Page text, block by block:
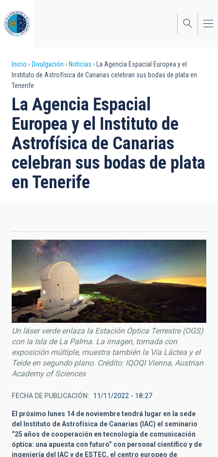
al
contenido
principal
Sobrescribir
enlaces
de
ayuda
a
la
navegación
Inicio Divulgación Noticias
La Agencia Espacial Europea y el
Instituto de Astrofísica de Canarias celebran sus bodas de plata en
Tenerife
La Agencia Espacial
Europea y el Instituto de
Astrofísica de Canarias
celebran sus bodas de plata
en Tenerife
Un láser verde enlaza la Estación Óptica Terrestre (OGS)
con la Isla de La Palma. La imagen, tomada con
exposición múltiple, muestra también la Vía Láctea y el
Teide en segundo plano. Crédito: IQOQI Vienna, Austrian
Academy of Sciences
FECHA DE PUBLICACIÓN 11/11/2022 - 18:27
El próximo lunes 14 de noviembre tendrá lugar en la sede
del Instituto de Astrofísica de Canarias (IAC) el seminario
“25 años de cooperación en tecnología de comunicación
óptica: una apuesta con futuro” con personal científico y de
ingeniería del
IAC y de ESTEC, el centro europeo de